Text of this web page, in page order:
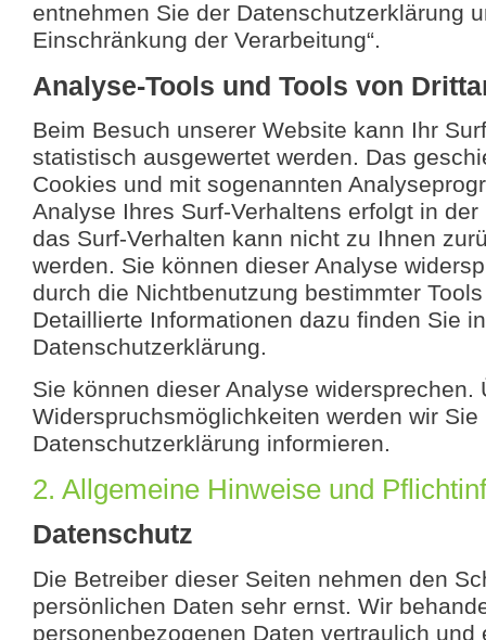
entnehmen Sie der Datenschutzerklärung
Einschränkung der Verarbeitung“.
Analyse-Tools und Tools von
Beim Besuch unserer Website kann Ihr
statistisch ausgewertet werden. Das
Cookies und mit sogenannten
Analyse Ihres Surf-Verhaltens erfolgt in
das Surf-Verhalten kann nicht zu Ihnen
werden. Sie können dieser Analyse
durch die Nichtbenutzung bestimmter
Detaillierte Informationen dazu finden Sie
Datenschutzerklärung.
Sie können dieser Analyse widersprechen.
Widerspruchsmöglichkeiten werden wir Sie
Datenschutzerklärung informieren.
2. Allgemeine Hinweise und
Datenschutz
Die Betreiber dieser Seiten nehmen den
persönlichen Daten sehr ernst. Wir
personenbezogenen Daten vertraulich und